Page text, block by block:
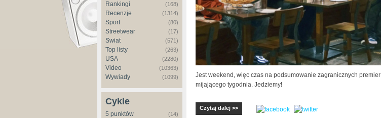
Rankingi (168)
Recenzje (1314)
Sport (80)
Streetwear (17)
Świat (571)
Top listy (263)
USA (2280)
Video (10363)
Wywiady (1099)
Cykle
5 punktów (14)
Jest weekend, więc czas na podsumowanie zagranicznych premier
mijającego tygodnia. Jedziemy!
Czytaj dalej >>